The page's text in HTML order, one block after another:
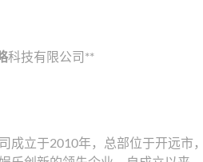
科技有限公司**
成立于2010年，总部位于开远市，